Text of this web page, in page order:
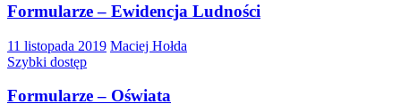
Formularze – Ewidencja Ludności
11 listopada 2019 Maciej Hołda
Szybki dostęp
Formularze – Oświata